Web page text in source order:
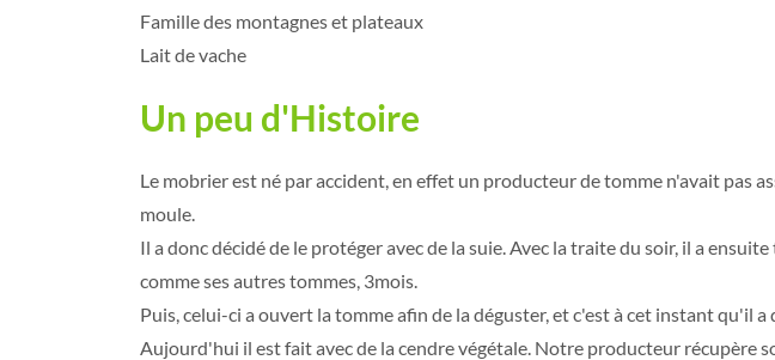
Famille des montagnes et plateaux
Lait de vache
Un peu d'Histoire
Le mobrier est né par accident, en effet un producteur de tomme n'avait pas
moule.
Il a donc décidé de le protéger avec de la suie. Avec la traite du soir, il a
comme ses autres tommes, 3mois.
Puis, celui-ci a ouvert la tomme afin de la déguster, et c'est à cet instant qu'il
Aujourd'hui il est fait avec de la cendre végétale. Notre producteur récupère